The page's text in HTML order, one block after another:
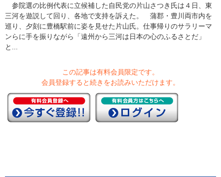
参院選の比例代表に立候補した自民党の片山さつき氏は４日、東
三河を遊説して回り、各地で支持を訴えた。 蒲郡・豊川両市内を
巡り、夕刻に豊橋駅前に姿を見せた片山氏。仕事帰りのサラリーマ
ンらに手を振りながら「遠州から三河は日本の心のふるさとだ」
と...
この記事は有料会員限定です。
会員登録すると続きをお読みいただけます。